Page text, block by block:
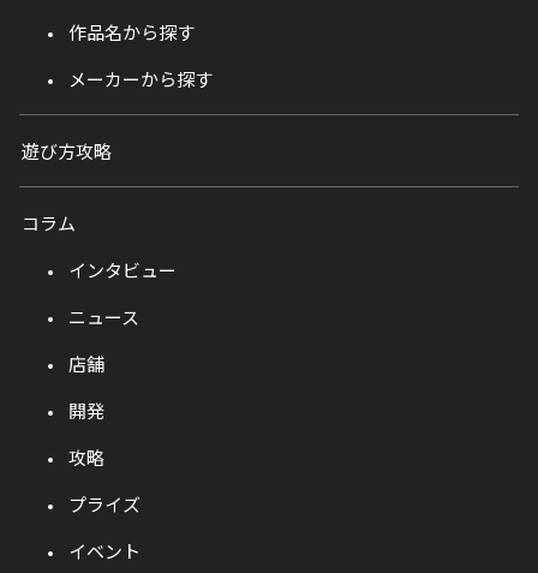
作品名から探す
メーカーから探す
遊び方攻略
コラム
インタビュー
ニュース
店舗
開発
攻略
プライズ
イベント